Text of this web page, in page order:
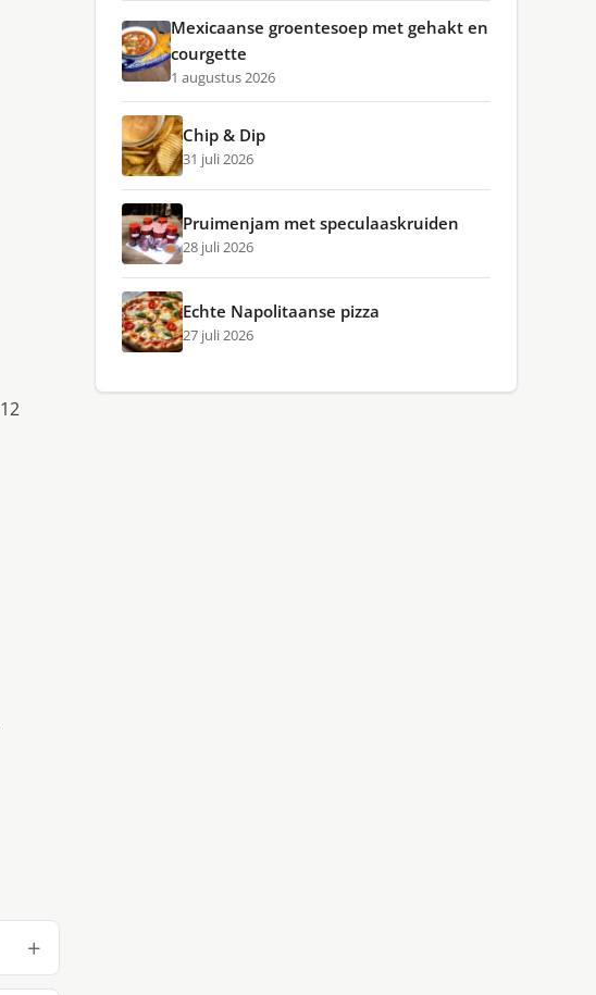
Mexicaanse groentesoep met gehakt en
courgette
1 augustus 2026
Chip & Dip
31 juli 2026
Pruimenjam met speculaaskruiden
28 juli 2026
Echte Napolitaanse pizza
27 juli 2026